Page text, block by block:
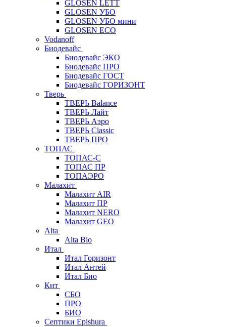
GLOSEN LETT
GLOSEN УБО
GLOSEN УБО мини
GLOSEN ECO
Vodanoff
Биодевайс
Биодевайс ЭКО
Биодевайс ПРО
Биодевайс ГОСТ
Биодевайс ГОРИЗОНТ
Тверь
ТВЕРЬ Balance
ТВЕРЬ Лайт
ТВЕРЬ Аэро
ТВЕРЬ Classic
ТВЕРЬ ПРО
ТОПАС
ТОПАС-С
ТОПАС ПР
ТОПАЭРО
Малахит
Малахит AIR
Малахит ПР
Малахит NERO
Малахит GEO
Alta
Alta Bio
Итал
Итал Горизонт
Итал Антей
Итал Био
Кит
СБО
ПРО
БИО
Септики Epishura